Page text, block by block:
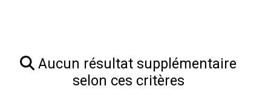
Aucun résultat supplémentaire
selon ces critères